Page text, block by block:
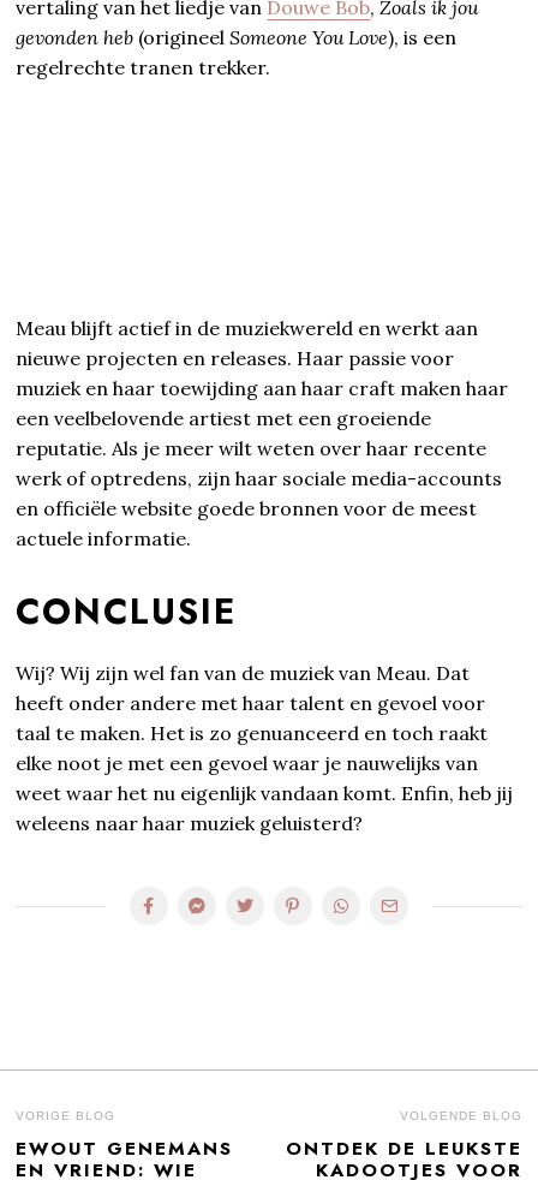
vertaling van het liedje van Douwe Bob, Zoals ik jou
gevonden heb (origineelSomeone You Love), is een
regelrechte tranen trekker.
Meau blijft actief in de muziekwereld en werkt aan
nieuwe projecten en releases. Haar passie voor
muziek en haar toewijding aan haar craft maken haar
een veelbelovende artiest met een groeiende
reputatie. Als je meer wilt weten over haar recente
werk of optredens, zijn haar sociale media-accounts
en officiële website goede bronnen voor de meest
actuele informatie.
CONCLUSIE
Wij? Wij zijn wel fan van de muziek van Meau. Dat
heeft onder andere met haar talent en gevoel voor
taal te maken. Het is zo genuanceerd en toch raakt
elke noot je met een gevoel waar je nauwelijks van
weet waar het nu eigenlijk vandaan komt. Enfin, heb jij
weleens naar haar muziek geluisterd?
BERICHT
NAVIGATIE
VORIGE BLOG
Previous
post:
EWOUT GENEMANS
EN VRIEND: WIE
VOLGENDE BLOG
ONTDEK DE LEUKSTE
KADOOTJES VOOR